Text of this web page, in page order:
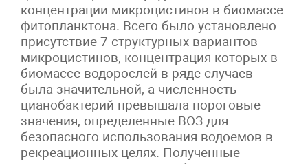
концентрации микроцистинов в биомассе
фитопланктона. Всего было установлено
присутствие 7 структурных вариантов
микроцистинов, концентрация которых в
биомассе водорослей в ряде случаев
была значительной, а численность
цианобактерий превышала пороговые
значения, определенные ВОЗ для
безопасного использования водоемов в
рекреационных целях. Полученные